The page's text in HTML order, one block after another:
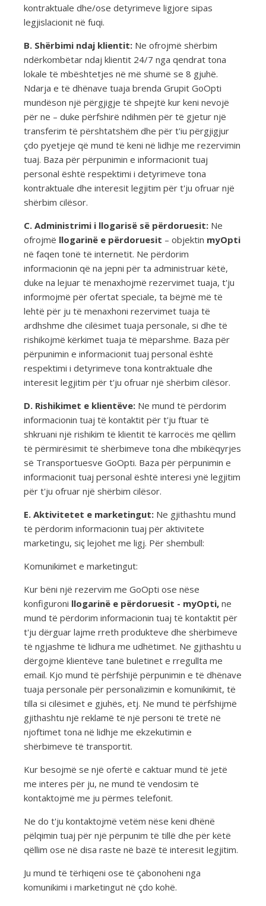
kontraktuale dhe/ose detyrimeve ligjore sipas
legjislacionit në fuqi.
B. Shërbimi ndaj klientit:Ne ofrojmë shërbim
ndërkombëtar ndaj klientit 24/7 nga qendrat tona
lokale të mbështetjes në më shumë se 8 gjuhë.
Ndarja e të dhënave tuaja brenda Grupit GoOpti
mundëson një përgjigje të shpejtë kur keni nevojë
për ne – duke përfshirë ndihmën për të gjetur një
transferim të përshtatshëm dhe për t'iu përgjigjur
çdo pyetjeje që mund të keni në lidhje me rezervimin
tuaj. Baza për përpunimin e informacionit tuaj
personal është respektimi i detyrimeve tona
kontraktuale dhe interesit legjitim për t'ju ofruar një
shërbim cilësor.
C. Administrimi i llogarisë së përdoruesit:Ne
ofrojmë llogarinë e përdoruesit – objektin myOpti
në faqen tonë të internetit. Ne përdorim
informacionin që na jepni për ta administruar këtë,
duke na lejuar të menaxhojmë rezervimet tuaja, t'ju
informojmë për ofertat speciale, ta bëjmë më të
lehtë për ju të menaxhoni rezervimet tuaja të
ardhshme dhe cilësimet tuaja personale, si dhe të
rishikojmë kërkimet tuaja të mëparshme. Baza për
përpunimin e informacionit tuaj personal është
respektimi i detyrimeve tona kontraktuale dhe
interesit legjitim për t'ju ofruar një shërbim cilësor.
D. Rishikimet e klientëve:Ne mund të përdorim
informacionin tuaj të kontaktit për t'ju ftuar të
shkruani një rishikim të klientit të karrocës me qëllim
të përmirësimit të shërbimeve tona dhe mbikëqyrjes
së Transportuesve GoOpti. Baza për përpunimin e
informacionit tuaj personal është interesi ynë legjitim
për t'ju ofruar një shërbim cilësor.
E. Aktivitetet e marketingut:Ne gjithashtu mund
të përdorim informacionin tuaj për aktivitete
marketingu, siç lejohet me ligj. Për shembull:
Komunikimet e marketingut:
Kur bëni një rezervim me GoOpti ose nëse
konfiguroni llogarinë e përdoruesit - myOpti,ne
mund të përdorim informacionin tuaj të kontaktit për
t'ju dërguar lajme rreth produkteve dhe shërbimeve
të ngjashme të lidhura me udhëtimet. Ne gjithashtu u
dërgojmë klientëve tanë buletinet e rregullta me
email. Kjo mund të përfshijë përpunimin e të dhënave
tuaja personale për personalizimin e komunikimit, të
tilla si cilësimet e gjuhës, etj. Ne mund të përfshijmë
gjithashtu një reklamë të një personi të tretë në
njoftimet tona në lidhje me ekzekutimin e
shërbimeve të transportit.
Kur besojmë se një ofertë e caktuar mund të jetë
me interes për ju, ne mund të vendosim të
kontaktojmë me ju përmes telefonit.
Ne do t'ju kontaktojmë vetëm nëse keni dhënë
pëlqimin tuaj për një përpunim të tillë dhe për këtë
qëllim ose në disa raste në bazë të interesit legjitim.
Ju mund të tërhiqeni ose të çabonoheni nga
komunikimi i marketingut në çdo kohë.